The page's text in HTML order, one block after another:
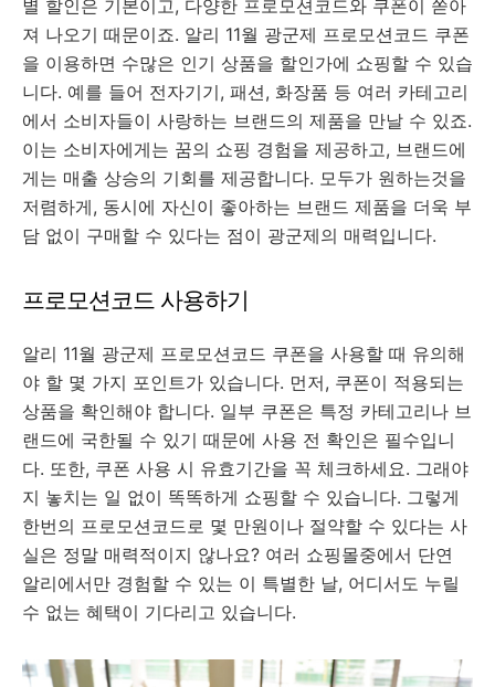
별 할인은 기본이고, 다양한 프로모션코드와 쿠폰이 쏟아
져 나오기 때문이죠. 알리 11월 광군제 프로모션코드 쿠폰
을 이용하면 수많은 인기 상품을 할인가에 쇼핑할 수 있습
니다. 예를 들어 전자기기, 패션, 화장품 등 여러 카테고리
에서 소비자들이 사랑하는 브랜드의 제품을 만날 수 있죠.
이는 소비자에게는 꿈의 쇼핑 경험을 제공하고, 브랜드에
게는 매출 상승의 기회를 제공합니다. 모두가 원하는것을
저렴하게, 동시에 자신이 좋아하는 브랜드 제품을 더욱 부
담 없이 구매할 수 있다는 점이 광군제의 매력입니다.
프로모션코드 사용하기
알리 11월 광군제 프로모션코드 쿠폰을 사용할 때 유의해
야 할 몇 가지 포인트가 있습니다. 먼저, 쿠폰이 적용되는
상품을 확인해야 합니다. 일부 쿠폰은 특정 카테고리나 브
랜드에 국한될 수 있기 때문에 사용 전 확인은 필수입니
다. 또한, 쿠폰 사용 시 유효기간을 꼭 체크하세요. 그래야
지 놓치는 일 없이 똑똑하게 쇼핑할 수 있습니다. 그렇게
한번의 프로모션코드로 몇 만원이나 절약할 수 있다는 사
실은 정말 매력적이지 않나요? 여러 쇼핑몰중에서 단연
알리에서만 경험할 수 있는 이 특별한 날, 어디서도 누릴
수 없는 혜택이 기다리고 있습니다.